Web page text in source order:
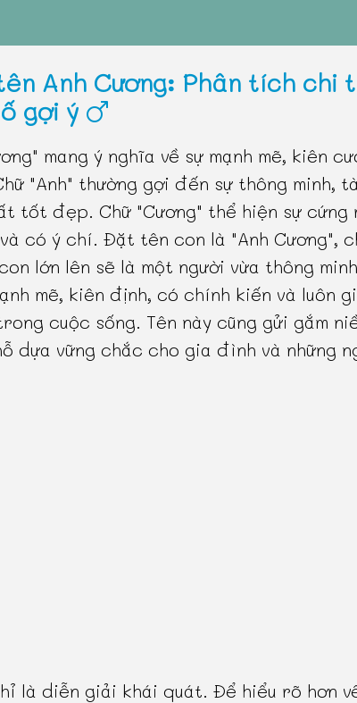
Anh Cương: Phân tích chi
gợi ý
mang ý nghĩa về sự mạnh mẽ, kiên
"Anh" thường gợi đến sự thông minh,
tốt đẹp. Chữ "Cương" thể hiện sự cứng
có ý chí. Đặt tên con là "Anh Cương",
lớn lên sẽ là một người vừa thông
mẽ, kiên định, có chính kiến và luôn
cuộc sống. Tên này cũng gửi gắm
dựa vững chắc cho gia đình và những
là diễn giải khái quát. Để hiểu rõ hơn